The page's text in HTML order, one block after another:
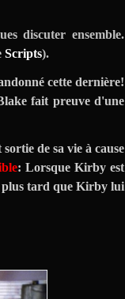
discuter ensemble.
Scripts).
cette dernière!
fait preuve d'une
de sa vie à cause
: Lorsque Kirby est
plus tard que Kirby lui